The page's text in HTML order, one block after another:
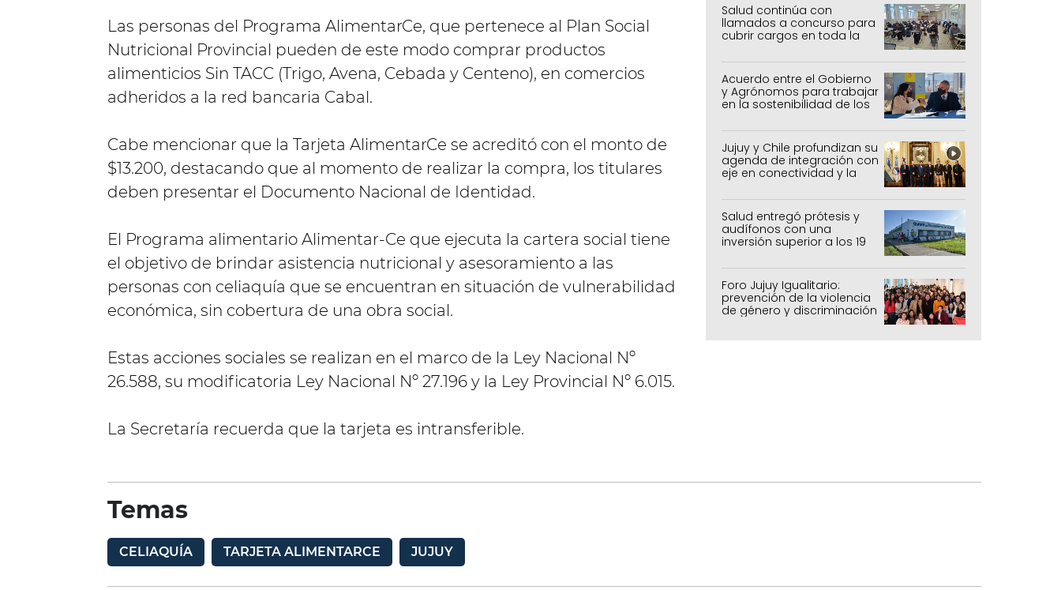
Las personas del Programa AlimentarCe, que pertenece al Plan Social
Nutricional Provincial pueden de este modo comprar productos
alimenticios Sin TACC (Trigo, Avena, Cebada y Centeno), en comercios
adheridos a la red bancaria Cabal.
Cabe mencionar que la Tarjeta AlimentarCe se acreditó con el monto de
$13.200, destacando que al momento de realizar la compra, los titulares
deben presentar el Documento Nacional de Identidad.
El Programa alimentario Alimentar-Ce que ejecuta la cartera social tiene
el objetivo de brindar asistencia nutricional y asesoramiento a las
personas con celiaquía que se encuentran en situación de vulnerabilidad
económica, sin cobertura de una obra social.
Estas acciones sociales se realizan en el marco de la Ley Nacional Nº
26.588, su modificatoria Ley Nacional Nº 27.196 y la Ley Provincial Nº 6.015.
La Secretaría recuerda que la tarjeta es intransferible.
Salud continúa con
llamados a concurso para
cubrir cargos en toda la
Acuerdo entre el Gobierno
y Agrónomos para trabajar
en la sostenibilidad de los
agrícolas, pecuarios y
forestal
Jujuy y Chile profundizan su
agenda de integración con
eje en conectividad y la
mejora del Paso de Jama
Salud entregó prótesis y
audífonos con una
inversión superior a los 19
millones de pesos
Foro Jujuy Igualitario:
prevención de la violencia
de género y discriminación
Temas
CELIAQUÍA TARJETA ALIMENTARCE JUJUY